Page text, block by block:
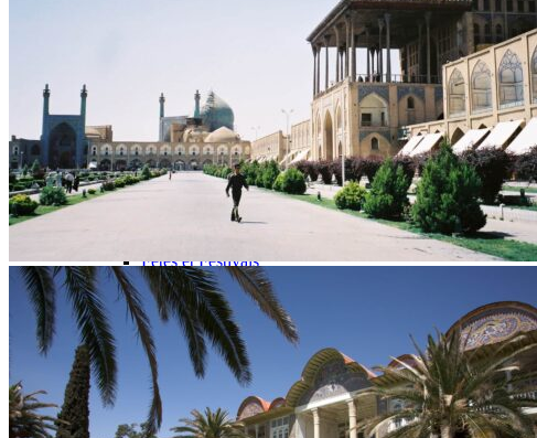
Eté
Automne
Hiver
Infos pratiques
Préparer son voyage
Hôtels partenaires
Conseils pratiques avant votre départ en Iran
Fêtes et Festivals
Notre Agence
Notre agence en Iran
Réseau Asian Roads
Garanties et engagements Asian Roads
Avis de nos voyageurs
Demande d'info
09 83 40 65 79